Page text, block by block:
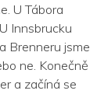
U Tábora
Innsbrucku
Brenneru jsme
ne. Konečně
a začíná se